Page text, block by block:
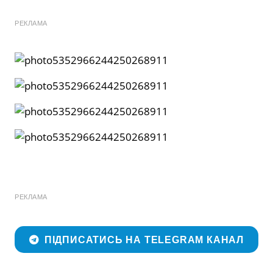
РЕКЛАМА
РЕКЛАМА
ПІДПИСАТИСЬ НА TELEGRAM КАНАЛ